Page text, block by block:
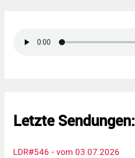
Letzte Sendungen:
LDR#546 - vom 03.07.2026